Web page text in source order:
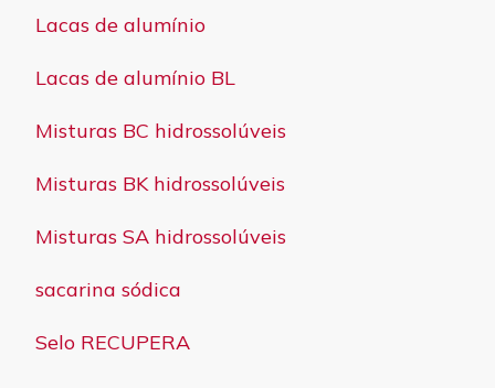
Lacas de alumínio
Lacas de alumínio BL
Misturas BC hidrossolúveis
Misturas BK hidrossolúveis
Misturas SA hidrossolúveis
sacarina sódica
Selo RECUPERA